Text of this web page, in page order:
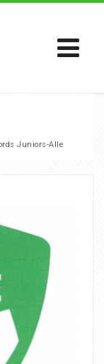
Juniors-Alle